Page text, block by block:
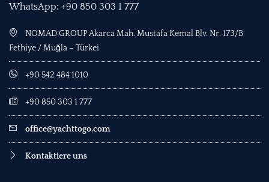
WhatsApp: +90 850 303 1 777
NOMAD GROUP Akarca Mah. Mustafa Kemal Blv. Nr. 173/B
Fethiye / Muğla – Türkei
+90 542 484 1010
+90 850 303 1 777
office@yachttogo.com
Kontaktiere uns